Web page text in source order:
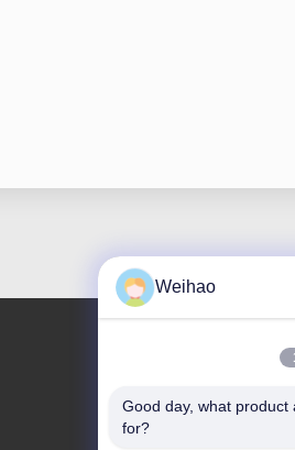
Адрес
Weihao
Good day, what product
for?